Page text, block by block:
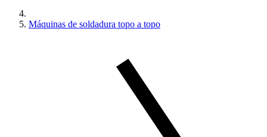
Máquinas de soldadura topo a topo